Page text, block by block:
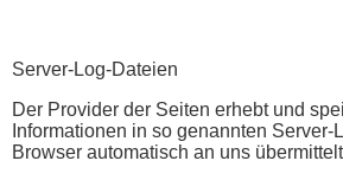
Server-Log-Dateien
Der Provider der Seiten erhebt und
Informationen in so genannten Server-
Browser automatisch an uns